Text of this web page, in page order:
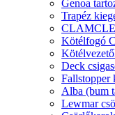
Genoa
Trapéz
Kötélfogó
Deck
Fallstopper
Alba (bum
Lewmar